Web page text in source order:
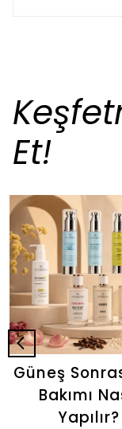
Et!
Güneş
Bakımı
Yapılır?